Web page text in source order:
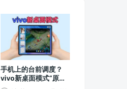
手机上的台前调度？
vivo新桌面模式“原子
工作台”曝光